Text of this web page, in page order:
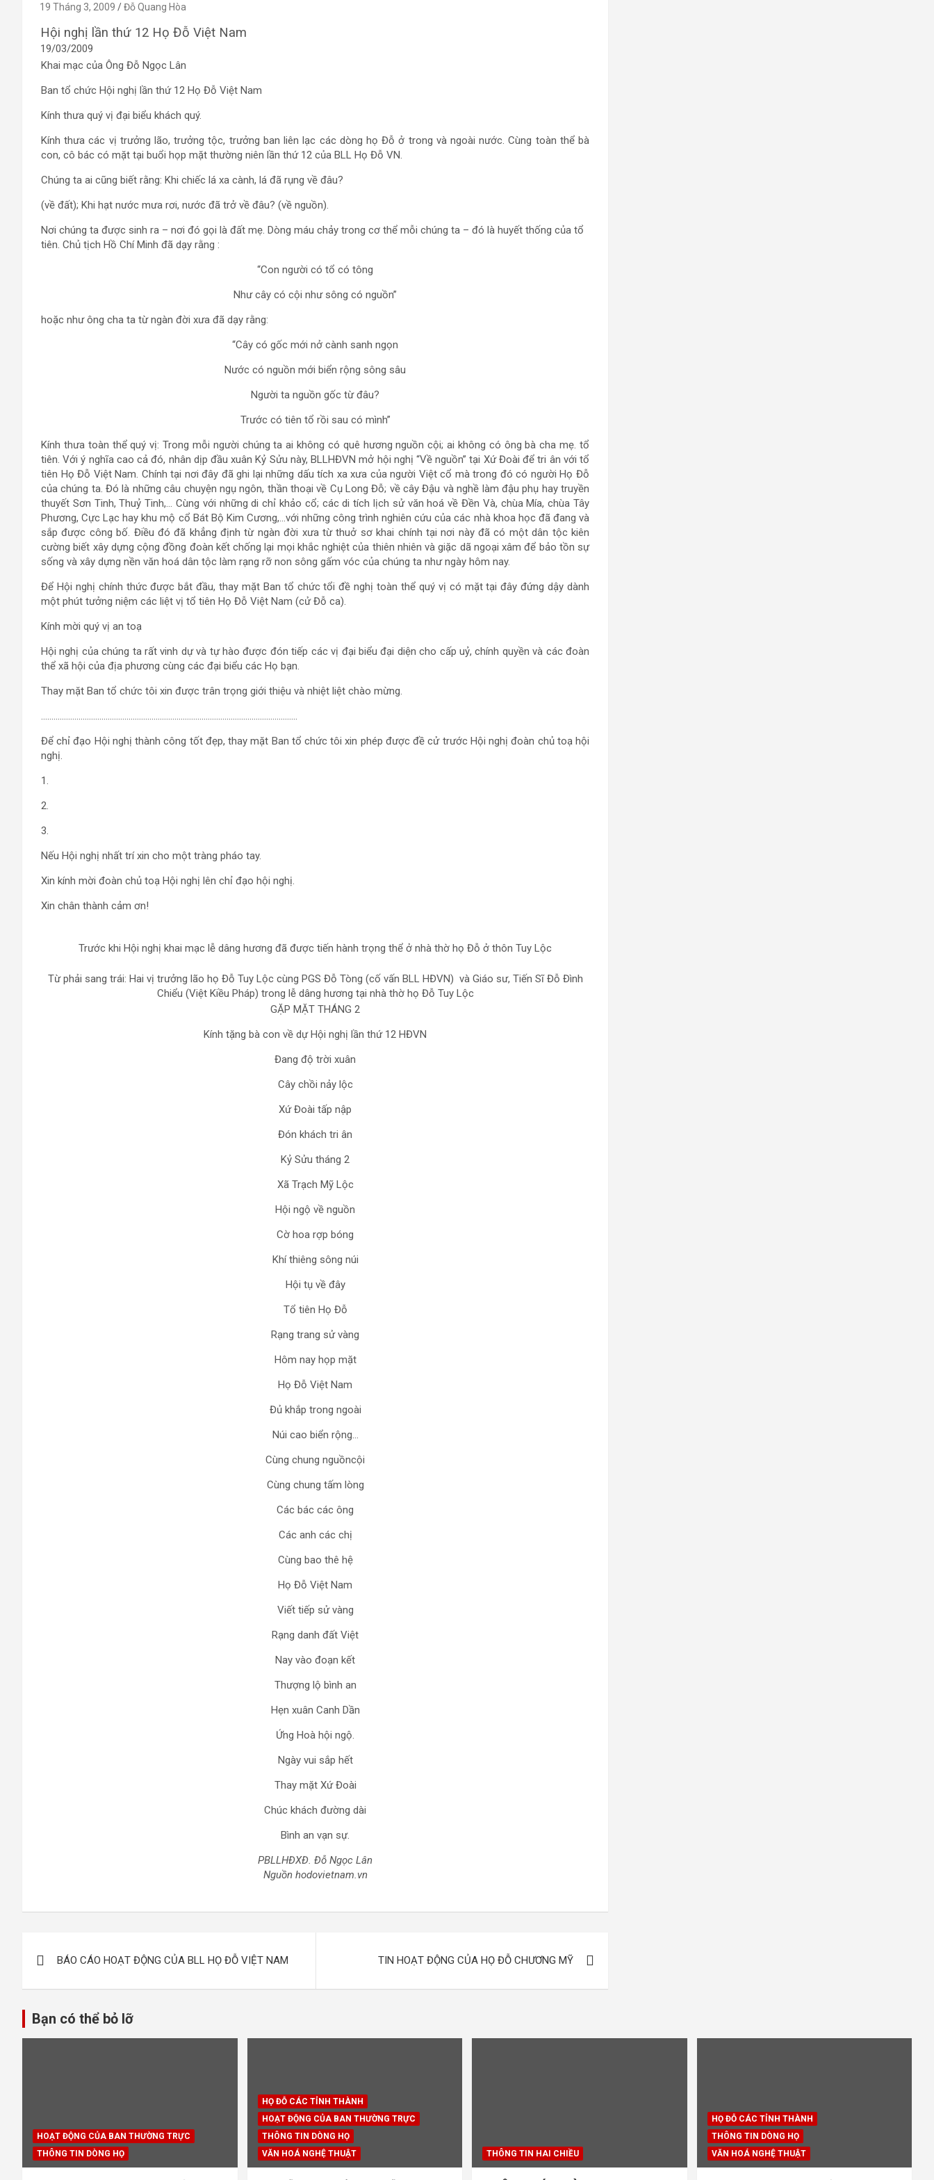
19 Tháng 3, 2009 Đỗ Quang Hòa
Hội nghị lần thứ 12 Họ Đỗ Việt Nam
19/03/2009
Khai mạc của Ông Đỗ Ngọc Lân
Ban tổ chức Hội nghị lần thứ 12 Họ Đỗ Việt Nam
Kính thưa quý vị đại biểu khách quý.
Kính thưa các vị trưởng lão, trưởng tộc, trưởng ban liên lạc các dòng họ Đỗ ở trong và ngoài nước. Cùng toàn thể bà
con, cô bác có mặt tại buổi họp mặt thường niên lần thứ 12 của BLL Họ Đỗ VN.
Chúng ta ai cũng biết rằng: Khi chiếc lá xa cành, lá đã rụng về đâu?
(về đất); Khi hạt nước mưa rơi, nước đã trở về đâu? (về nguồn).
Nơi chúng ta được sinh ra – nơi đó gọi là đất mẹ. Dòng máu chảy trong cơ thể mỗi chúng ta – đó là huyết thống của tổ
tiên. Chủ tịch Hồ Chí Minh đã dạy rằng :
“Con người có tổ có tông
Như cây có cội như sông có nguồn”
hoặc như ông cha ta từ ngàn đời xưa đã dạy rằng:
“Cây có gốc mới nở cành sanh ngọn
Nước có nguồn mới biển rộng sông sâu
Người ta nguồn gốc từ đâu?
Trước có tiên tổ rồi sau có mình”
Kính thưa toàn thể quý vị: Trong mỗi người chúng ta ai không có quê hương nguồn cội; ai không có ông bà cha mẹ. tổ
tiên. Với ý nghĩa cao cả đó, nhân dịp đầu xuân Kỷ Sửu này, BLLHĐVN mở hội nghị “Về nguồn” tại Xứ Đoài để tri ân với tổ
tiên Họ Đỗ Việt Nam. Chính tại nơi đây đã ghi lại những dấu tích xa xưa của người Việt cổ mà trong đó có người Họ Đỗ
của chúng ta. Đó là những câu chuyện ngụ ngôn, thần thoại về Cụ Long Đỗ; về cây Đậu và nghề làm đậu phụ hay truyền
thuyết Sơn Tinh, Thuỷ Tinh,… Cùng với những di chỉ khảo cổ; các di tích lịch sử văn hoá về Đền Và, chùa Mía, chùa Tây
Phương, Cực Lạc hay khu mộ cổ Bát Bộ Kim Cương,…với những công trình nghiên cứu của các nhà khoa học đã đang và
sắp được công bố. Điều đó đã khẳng định từ ngàn đời xưa từ thuở sơ khai chính tại nơi này đã có một dân tộc kiên
cường biết xây dựng cộng đồng đoàn kết chống lại mọi khắc nghiệt của thiên nhiên và giặc dã ngoại xâm để bảo tồn sự
sống và xây dựng nền văn hoá dân tộc làm rạng rỡ non sông gấm vóc của chúng ta như ngày hôm nay.
Để Hội nghị chính thức được bắt đầu, thay mặt Ban tổ chức tổi đề nghị toàn thể quý vị có mặt tại đây đứng dậy dành
một phút tưởng niệm các liệt vị tổ tiên Họ Đỗ Việt Nam (cử Đỗ ca).
Kính mời quý vị an toạ
Hội nghị của chúng ta rất vinh dự và tự hào được đón tiếp các vị đại biểu đại diện cho cấp uỷ, chính quyền và các đoàn
thể xã hội của địa phương cùng các đại biểu các Họ bạn.
Thay mặt Ban tổ chức tôi xin được trân trọng giới thiệu và nhiệt liệt chào mừng.
……………………………………………………………………………………………………………
Để chỉ đạo Hội nghị thành công tốt đẹp, thay mặt Ban tổ chức tôi xin phép được đề cử trước Hội nghị đoàn chủ toạ hội
nghị.
1.
2.
3.
Nếu Hội nghị nhất trí xin cho một tràng pháo tay.
Xin kính mời đoàn chủ toạ Hội nghị lên chỉ đạo hội nghị.
Xin chân thành cảm ơn!
Trước khi Hội nghị khai mạc lễ dâng hương đã được tiến hành trọng thể ở nhà thờ họ Đỗ ở thôn Tuy Lộc
Từ phải sang trái: Hai vị trưởng lão họ Đỗ Tuy Lộc cùng PGS Đỗ Tòng (cố vấn BLL HĐVN) và Giáo sư, Tiến Sĩ Đỗ Đình
Chiểu (Việt Kiều Pháp) trong lễ dâng hương tại nhà thờ họ Đỗ Tuy Lộc
GẶP MẶT THÁNG 2
Kính tặng bà con về dự Hội nghị lần thứ 12 HĐVN
Đang độ trời xuân
Cây chồi nảy lộc
Xứ Đoài tấp nập
Đón khách tri ân
Kỷ Sửu tháng 2
Xã Trạch Mỹ Lộc
Hội ngộ về nguồn
Cờ hoa rợp bóng
Khí thiêng sông núi
Hội tụ về đây
Tổ tiên Họ Đỗ
Rạng trang sử vàng
Hôm nay họp mặt
Họ Đỗ Việt Nam
Đủ khắp trong ngoài
Núi cao biển rộng…
Cùng chung nguồncội
Cùng chung tấm lòng
Các bác các ông
Các anh các chị
Cùng bao thê hệ
Họ Đỗ Việt Nam
Viết tiếp sử vàng
Rạng danh đất Việt
Nay vào đoạn kết
Thượng lộ bình an
Hẹn xuân Canh Dần
Ứng Hoà hội ngộ.
Ngày vui sắp hết
Thay mặt Xứ Đoài
Chúc khách đường dài
Bình an vạn sự.
PBLLHĐXĐ. Đỗ Ngọc Lân
Nguồn hodovietnam.vn
hướng
bài
viết
BÁO CÁO HOẠT ĐỘNG CỦA BLL HỌ ĐỖ VIỆT NAM TIN HOẠT ĐỘNG CỦA HỌ ĐỖ CHƯƠNG MỸ
Bạn có thể bỏ lỡ
HOẠT ĐỘNG CỦA BAN THƯỜNG TRỰC
THÔNG TIN DÒNG HỌ
HỌ ĐỖ CÁC TỈNH THÀNH
HOẠT ĐỘNG CỦA BAN THƯỜNG TRỰC
THÔNG TIN DÒNG HỌ
VĂN HOÁ NGHỆ THUẬT
THÔNG TIN HAI CHIỀU
HỌ ĐỖ CÁC TỈNH THÀNH
THÔNG TIN DÒNG HỌ
VĂN HOÁ NGHỆ THUẬT